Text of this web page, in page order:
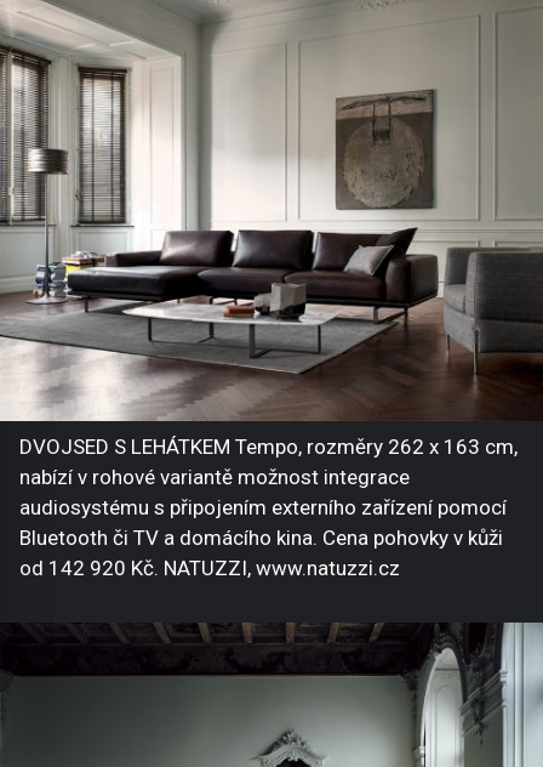
DVOJSED S LEHÁTKEM Tempo, rozměry 262 x 163 cm,
nabízí v rohové variantě možnost integrace
audiosystému s připojením externího zařízení pomocí
Bluetooth či TV a domácího kina. Cena pohovky v kůži
od 142 920 Kč. NATUZZI, www.natuzzi.cz